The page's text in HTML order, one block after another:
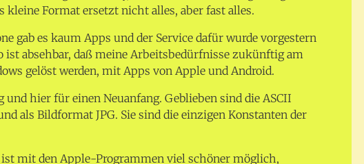
kleine Format ersetzt nicht alles, aber fast alles.
gab es kaum Apps und der Service dafür wurde vorgestern
ist absehbar, daß meine Arbeitsbedürfnisse zukünftig am
gelöst werden, mit Apps von Apple und Android.
und hier für einen Neuanfang. Geblieben sind die ASCII
als Bildformat JPG. Sie sind die einzigen Konstanten der
mit den Apple-Programmen viel schöner möglich,